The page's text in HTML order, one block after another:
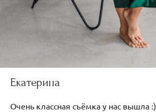
Екатерина
Очень классная съёмка у нас вышла :)